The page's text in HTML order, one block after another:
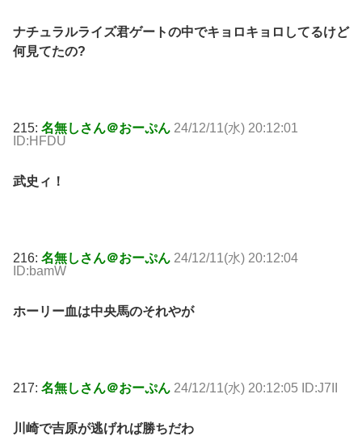
ナチュラルライズ君ゲートの中でキョロキョロしてるけど
何見てたの?
215: 名無しさん＠おーぷん 24/12/11(水) 20:12:01
ID:HFDU
武史ィ！
216: 名無しさん＠おーぷん 24/12/11(水) 20:12:04
ID:bamW
ホーリー血は中央馬のそれやが
217: 名無しさん＠おーぷん 24/12/11(水) 20:12:05 ID:J7II
川崎で吉原が逃げれば勝ちだわ